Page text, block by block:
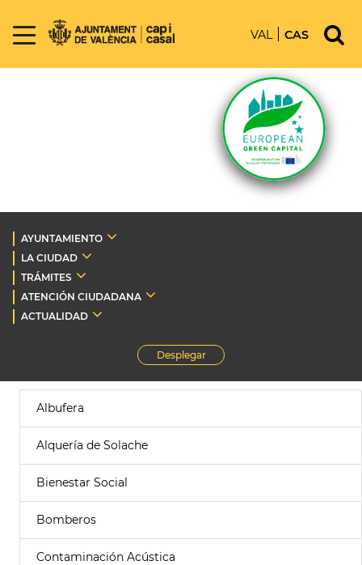
VAL CAS
AYUNTAMIENTO
LA CIUDAD
TRÁMITES
ATENCIÓN CIUDADANA
ACTUALIDAD
Desplegar
Albufera
Alquería de Solache
Bienestar Social
Bomberos
Contaminación Acústica